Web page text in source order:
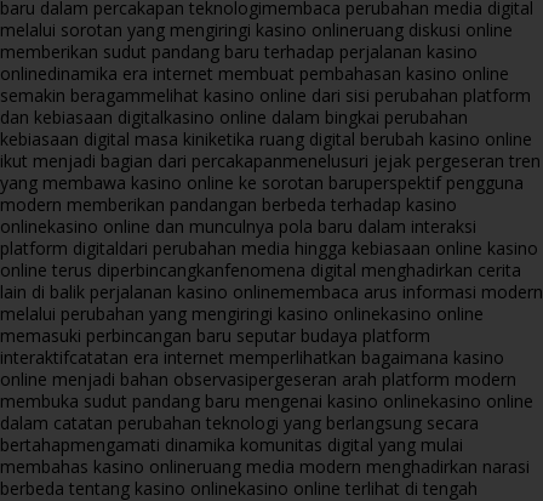
baru dalam percakapan teknologimembaca perubahan media digital
melalui sorotan yang mengiringi kasino onlineruang diskusi online
memberikan sudut pandang baru terhadap perjalanan kasino
onlinedinamika era internet membuat pembahasan kasino online
semakin beragammelihat kasino online dari sisi perubahan platform
dan kebiasaan digitalkasino online dalam bingkai perubahan
kebiasaan digital masa kiniketika ruang digital berubah kasino online
ikut menjadi bagian dari percakapanmenelusuri jejak pergeseran tren
yang membawa kasino online ke sorotan baruperspektif pengguna
modern memberikan pandangan berbeda terhadap kasino
onlinekasino online dan munculnya pola baru dalam interaksi
platform digitaldari perubahan media hingga kebiasaan online kasino
online terus diperbincangkanfenomena digital menghadirkan cerita
lain di balik perjalanan kasino onlinemembaca arus informasi modern
melalui perubahan yang mengiringi kasino onlinekasino online
memasuki perbincangan baru seputar budaya platform
interaktifcatatan era internet memperlihatkan bagaimana kasino
online menjadi bahan observasipergeseran arah platform modern
membuka sudut pandang baru mengenai kasino onlinekasino online
dalam catatan perubahan teknologi yang berlangsung secara
bertahapmengamati dinamika komunitas digital yang mulai
membahas kasino onlineruang media modern menghadirkan narasi
berbeda tentang kasino onlinekasino online terlihat di tengah